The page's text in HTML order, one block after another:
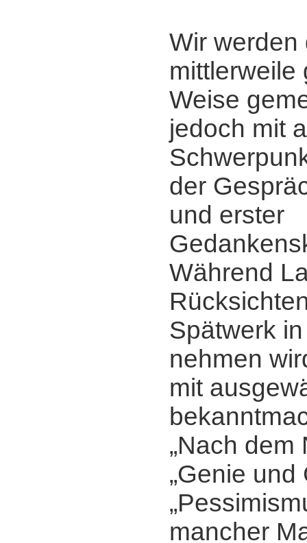
Wir werden
mittlerweile
Weise
jedoch mit
der
und erster
Während
Spätwerk
nehmen
mit
„Nach dem
„Genie und
mancher